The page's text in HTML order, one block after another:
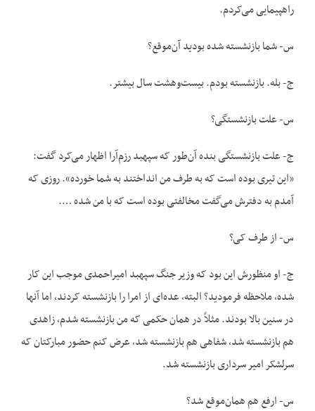
راهپیمایی می‌کردم.
س- شما بازنشسته شده بودید آن‌موقع؟
ج- بله. بازنشسته بودم. بیست‌وهشت سال بیشتر.
س- علت بازنشستگی؟
ج- علت بازنشستگی بنده آن‌طور که سپهبد رزم‌آرا اظهار می‌کرد گفت:
«این تیری بوده است که به طرف من انداختند به شما خورده». روزی که
آمدم به دفترش می‌گفت مخالفتی بوده است که با من شده ….
س- از طرف کی؟
ج- او منظورش این بود که وزیر جنگ سپهبد امیراحمدی موجب این کار
شده، ملاحظه فرمودید؟ البته، عده‌ای از امرا را بازنشسته کردند، اما آنها
در سنین بالا بودند. مثلاً در همان حکمی که من بازنشسته شدم، زاهدی
هم بازنشسته شد، شفاهی هم بازنشسته شد، عرض کنم حضور مبارکتان که
سرلشکر امیر سرداری بازنشسته شد.
س- ارفع هم همان‌موقع شد؟